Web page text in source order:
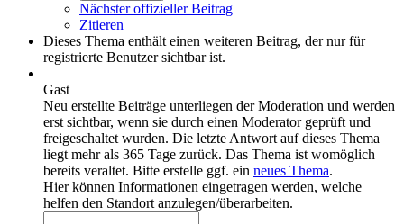
Nächster offizieller Beitrag
Zitieren
Dieses Thema enthält einen weiteren Beitrag, der nur für
registrierte Benutzer sichtbar ist.
Gast
Neu erstellte Beiträge unterliegen der Moderation und werden
erst sichtbar, wenn sie durch einen Moderator geprüft und
freigeschaltet wurden. Die letzte Antwort auf dieses Thema
liegt mehr als 365 Tage zurück. Das Thema ist womöglich
bereits veraltet. Bitte erstelle ggf. ein neues Thema.
Hier können Informationen eingetragen werden, welche
helfen den Standort anzulegen/überarbeiten.